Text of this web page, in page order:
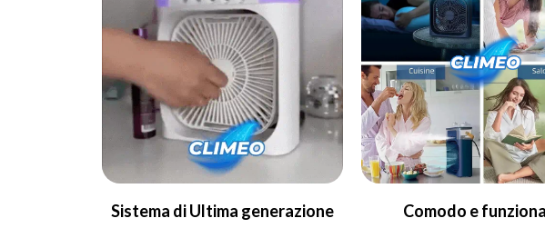
Sistema di Ultima generazione
Comodo e